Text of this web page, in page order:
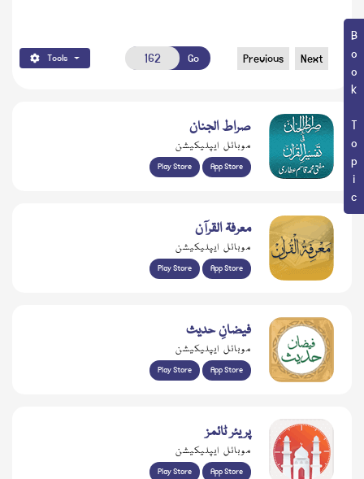
Book Topic
Tools Go Previous Next
صراط الجنان
موبائل ایپلیکیشن
Play Store App Store
معرفۃ القرآن
موبائل ایپلیکیشن
Play Store App Store
فیضانِ حدیث
موبائل ایپلیکیشن
Play Store App Store
پریئر ٹائمز
موبائل ایپلیکیشن
Play Store App Store